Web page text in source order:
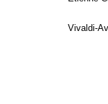
Vivaldi-